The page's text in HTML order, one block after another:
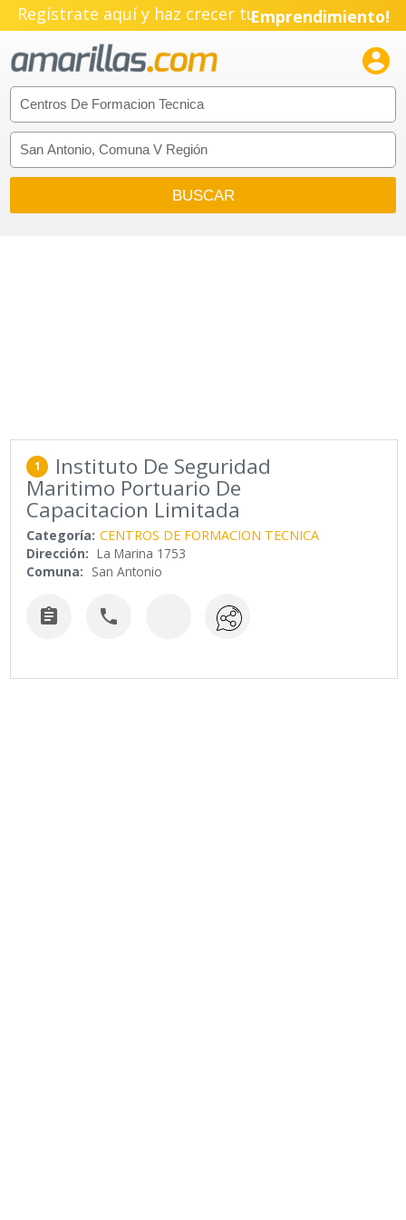
Regístrate aquí y haz crecer tuEmprendimiento!

1 Instituto De Seguridad
Maritimo Portuario De
Capacitacion Limitada
Categoría: CENTROS DE FORMACION TECNICA
Dirección: La Marina 1753
Comuna: San Antonio
 